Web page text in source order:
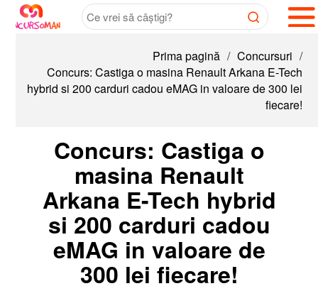
Prima pagină / Concursuri /
Concurs: Castiga o masina Renault Arkana E-Tech
hybrid si 200 carduri cadou eMAG in valoare de 300 lei
fiecare!
Concurs: Castiga o
masina Renault
Arkana E-Tech hybrid
si 200 carduri cadou
eMAG in valoare de
300 lei fiecare!